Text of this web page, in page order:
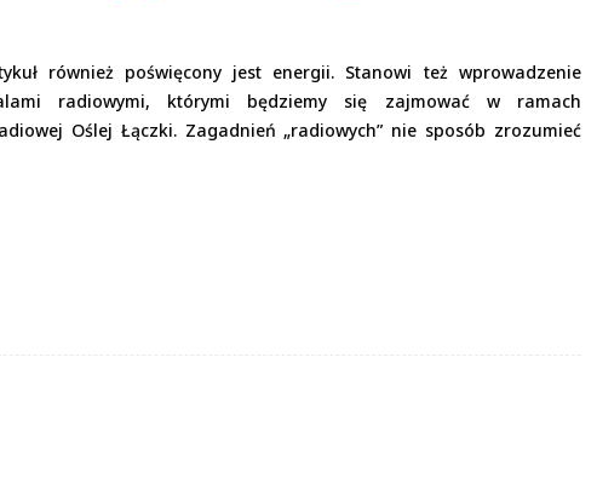
również poświęcony jest energii. Stanowi też wprowadzenie
radiowymi, którymi będziemy się zajmować w ramach
Oślej Łączki. Zagadnień „radiowych” nie sposób zrozumieć